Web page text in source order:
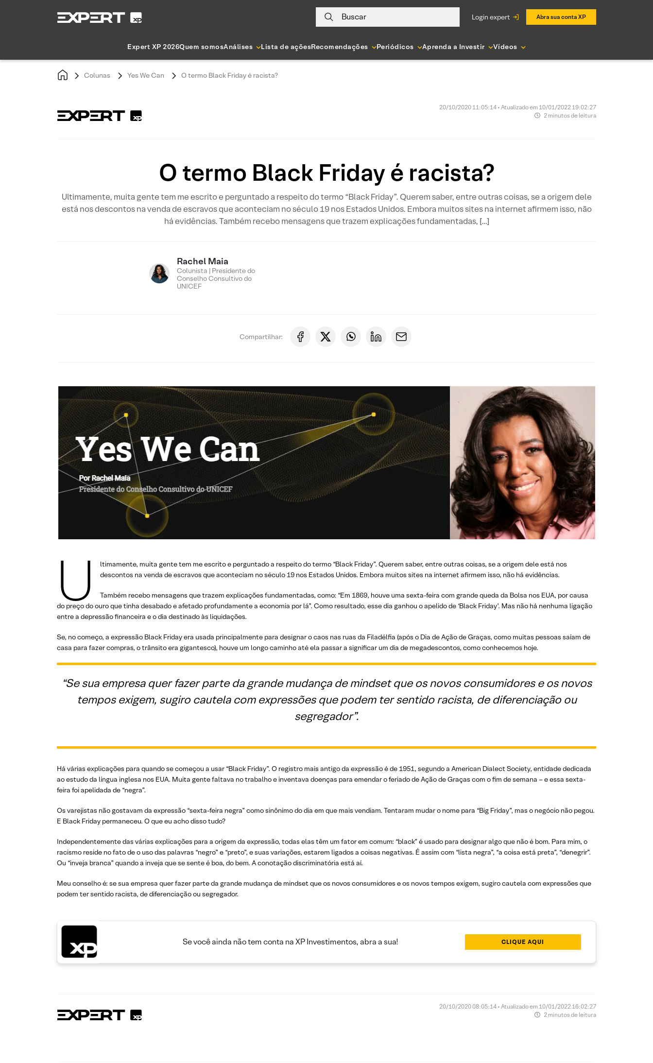
Buscar login expert Abra sua conta XP
Expert XP 2026Quem somosAnálises Lista de açõesRecomendações Periódicos Aprenda a Investir Vídeos
Colunas Yes We Can O termo Black Friday é racista?
20/10/2020 11:05:14 • Atualizado em 10/01/2022 19:02:27
2 minutos de leitura
O termo Black Friday é racista?
Ultimamente, muita gente tem me escrito e perguntado a respeito do termo “Black Friday”. Querem saber, entre outras coisas, se a origem dele
está nos descontos na venda de escravos que aconteciam no século 19 nos Estados Unidos. Embora muitos sites na internet afirmem isso, não
há evidências. Também recebo mensagens que trazem explicações fundamentadas, […]
Rachel Maia
Colunista | Presidente do
Conselho Consultivo do
UNICEF
Compartilhar:
U
ltimamente, muita gente tem me escrito e perguntado a respeito do termo “Black Friday”. Querem saber, entre outras coisas, se a origem dele está nos
descontos na venda de escravos que aconteciam no século 19 nos Estados Unidos. Embora muitos sites na internet afirmem isso, não há evidências.
Também recebo mensagens que trazem explicações fundamentadas, como: “Em 1869, houve uma sexta-feira com grande queda da Bolsa nos EUA, por causa
do preço do ouro que tinha desabado e afetado profundamente a economia por lá”. Como resultado, esse dia ganhou o apelido de ‘Black Friday’. Mas não há nenhuma ligação
entre a depressão financeira e o dia destinado às liquidações.
Se, no começo, a expressão Black Friday era usada principalmente para designar o caos nas ruas da Filadélfia (após o Dia de Ação de Graças, como muitas pessoas saíam de
casa para fazer compras, o trânsito era gigantesco), houve um longo caminho até ela passar a significar um dia de megadescontos, como conhecemos hoje.
“Se sua empresa quer fazer parte da grande mudança de mindset que os novos consumidores e os novos
tempos exigem, sugiro cautela com expressões que podem ter sentido racista, de diferenciação ou
segregador”.
Há várias explicações para quando se começou a usar “Black Friday”. O registro mais antigo da expressão é de 1951, segundo a American Dialect Society, entidade dedicada
ao estudo da língua inglesa nos EUA. Muita gente faltava no trabalho e inventava doenças para emendar o feriado de Ação de Graças com o fim de semana – e essa sexta-
feira foi apelidada de “negra”.
Os varejistas não gostavam da expressão “sexta-feira negra” como sinônimo do dia em que mais vendiam. Tentaram mudar o nome para “Big Friday”, mas o negócio não pegou.
E Black Friday permaneceu. O que eu acho disso tudo?
Independentemente das várias explicações para a origem da expressão, todas elas têm um fator em comum: “black” é usado para designar algo que não é bom. Para mim, o
racismo reside no fato de o uso das palavras “negro” e “preto”, e suas variações, estarem ligados a coisas negativas. É assim com “lista negra”, “a coisa está preta”, “denegrir”.
Ou “inveja branca” quando a inveja que se sente é boa, do bem. A conotação discriminatória está aí.
Meu conselho é: se sua empresa quer fazer parte da grande mudança de mindset que os novos consumidores e os novos tempos exigem, sugiro cautela com expressões que
podem ter sentido racista, de diferenciação ou segregador.
Se você ainda não tem conta na XP Investimentos, abra a sua! CLIQUE AQUI
20/10/2020 08:05:14 • Atualizado em 10/01/2022 16:02:27
2 minutos de leitura